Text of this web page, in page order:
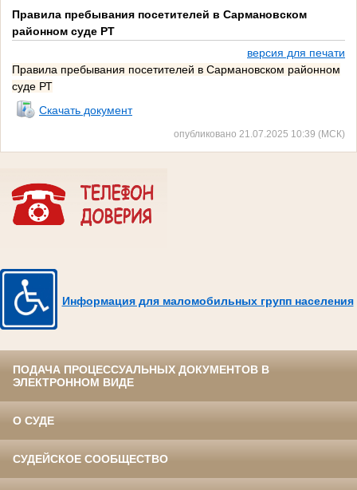
Правила пребывания посетителей в Сармановском
районном суде РТ
версия для печати
Правила пребывания посетителей в Сармановском районном
суде РТ
Скачать документ
опубликовано 21.07.2025 10:39 (МСК)
Информация для маломобильных групп населения
ПОДАЧА ПРОЦЕССУАЛЬНЫХ ДОКУМЕНТОВ В
ЭЛЕКТРОННОМ ВИДЕ
О СУДЕ
СУДЕЙСКОЕ СООБЩЕСТВО